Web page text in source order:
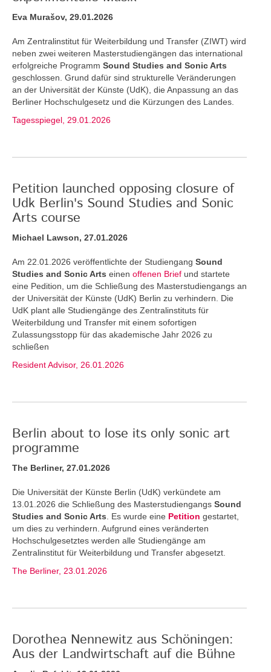
Eva Murašov, 29.01.2026
Am Zentralinstitut für Weiterbildung und Transfer (ZIWT) wird
neben zwei weiteren Masterstudiengängen das international
erfolgreiche Programm Sound Studies and Sonic Arts
geschlossen. Grund dafür sind strukturelle Veränderungen
an der Universität der Künste (UdK), die Anpassung an das
Berliner Hochschulgesetz und die Kürzungen des Landes.
Tagesspiegel, 29.01.2026
Petition launched opposing closure of
Udk Berlin's Sound Studies and Sonic
Arts course
Michael Lawson, 27.01.2026
Am 22.01.2026 veröffentlichte der Studiengang Sound
Studies and Sonic Arts einen offenen Brief und startete
eine Pedition, um die Schließung des Masterstudiengangs an
der Universität der Künste (UdK) Berlin zu verhindern. Die
UdK plant alle Studiengänge des Zentralinstituts für
Weiterbildung und Transfer mit einem sofortigen
Zulassungsstopp für das akademische Jahr 2026 zu
schließen
Resident Advisor, 26.01.2026
Berlin about to lose its only sonic art
programme
The Berliner, 27.01.2026
Die Universität der Künste Berlin (UdK) verkündete am
13.01.2026 die Schließung des Masterstudiengangs Sound
Studies and Sonic Arts . Es wurde eine Petition gestartet,
um dies zu verhindern. Aufgrund eines veränderten
Hochschulgesetztes werden alle Studiengänge am
Zentralinstitut für Weiterbildung und Transfer abgesetzt.
The Berliner, 23.01.2026
Dorothea Nennewitz aus Schöningen:
Aus der Landwirtschaft auf die Bühne